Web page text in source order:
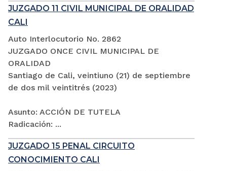
JUZGADO 11 CIVIL MUNICIPAL DE ORALIDAD
CALI
Auto Interlocutorio No. 2862
JUZGADO ONCE CIVIL MUNICIPAL DE
ORALIDAD
Santiago de Cali, veintiuno (21) de septiembre
de dos mil veintitrés (2023)
Asunto: ACCIÓN DE TUTELA
Radicación: ...
JUZGADO 15 PENAL CIRCUITO
CONOCIMIENTO CALI